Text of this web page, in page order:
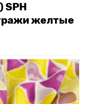
SPH
желтые